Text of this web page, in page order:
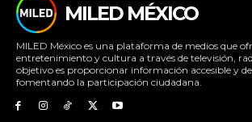
MILED MÉXICO
MILED México es una plataforma de medios que
entretenimiento y cultura a través de televisión,
objetivo es proporcionar información accesible y
fomentando la participación ciudadana.